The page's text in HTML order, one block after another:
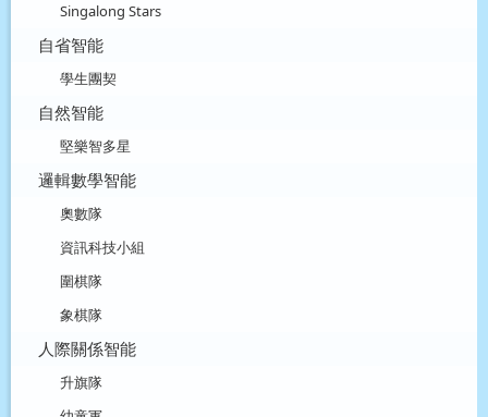
Singalong Stars
自省智能
學生團契
自然智能
堅樂智多星
邏輯數學智能
奧數隊
資訊科技小組
圍棋隊
象棋隊
人際關係智能
升旗隊